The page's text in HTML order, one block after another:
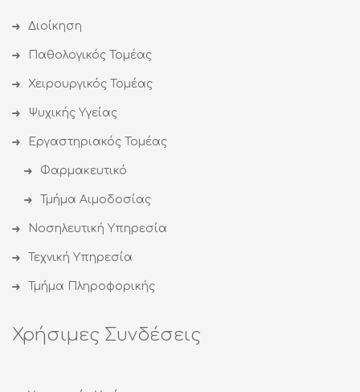
Διοίκηση
Παθολογικός Τομέας
Χειρουργικός Τομέας
Ψυχικής Υγείας
Εργαστηριακός Τομέας
Φαρμακευτικό
Τμήμα Αιμοδοσίας
Νοσηλευτική Υπηρεσία
Τεχνική Υπηρεσία
Τμήμα Πληροφορικής
Χρήσιμες Συνδέσεις